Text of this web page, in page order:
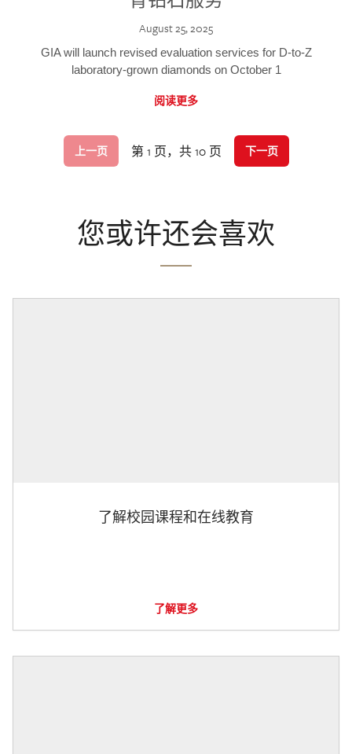
August 25, 2025
GIA will launch revised evaluation services for D-to-Z
laboratory-grown diamonds on October 1
阅读更多
上一页 第 1 页，共 10 页 下一页
您或许还会喜欢
了解校园课程和在线教育
了解更多